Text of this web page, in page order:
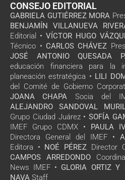
CONSEJO EDITORIAL
GABRIELA GUTIÉRREZ MORA
BENJAMÍN VILLANUEVA
Editorial • VÍCTOR HUGO
Técnico • CARLOS CHÁVEZ
JOSÉ ANTONIO QUESADA
educación financiera para la
planeación estratégica • LILI
del Comité de Gobierno
JOANA CHAPA Socia del
ALEJANDRO SANDOVAL
Grupo Ciudad Juárez • SOFÍA
IMEF Grupo CDMX • PAULA
Directora General del IMEF •
Editora • NOÉ PÉREZ Director
CAMPOS ARREDONDO
News IMEF • GLORIA ORTIZ Y
NAVA Staff